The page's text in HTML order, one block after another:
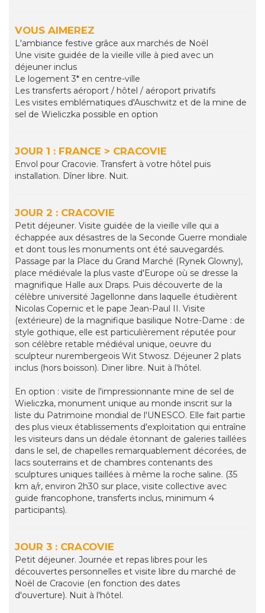
VOUS AIMEREZ
L'ambiance festive grâce aux marchés de Noël
Une visite guidée de la vieille ville à pied avec un
déjeuner inclus
Le logement 3* en centre-ville
Les transferts aéroport / hôtel / aéroport privatifs
Les visites emblématiques d'Auschwitz et de la mine de
sel de Wieliczka possible en option
JOUR 1 : FRANCE > CRACOVIE
Envol pour Cracovie. Transfert à votre hôtel puis
installation. Dîner libre. Nuit.
JOUR 2 : CRACOVIE
Petit déjeuner. Visite guidée de la vieille ville qui a
échappée aux désastres de la Seconde Guerre mondiale
et dont tous les monuments ont été sauvegardés.
Passage par la Place du Grand Marché (Rynek Glowny),
place médiévale la plus vaste d'Europe où se dresse la
magnifique Halle aux Draps. Puis découverte de la
célèbre université Jagellonne dans laquelle étudièrent
Nicolas Copernic et le pape Jean-Paul II. Visite
(extérieure) de la magnifique basilique Notre-Dame : de
style gothique, elle est particulièrement réputée pour
son célèbre retable médiéval unique, oeuvre du
sculpteur nurembergeois Wit Stwosz. Déjeuner 2 plats
inclus (hors boisson). Diner libre. Nuit à l'hôtel.
En option : visite de l'impressionnante mine de sel de
Wieliczka, monument unique au monde inscrit sur la
liste du Patrimoine mondial de l'UNESCO. Elle fait partie
des plus vieux établissements d'exploitation qui entraîne
les visiteurs dans un dédale étonnant de galeries taillées
dans le sel, de chapelles remarquablement décorées, de
lacs souterrains et de chambres contenants des
sculptures uniques taillées à même la roche saline. (35
km a/r, environ 2h30 sur place, visite collective avec
guide francophone, transferts inclus, minimum 4
participants).
JOUR 3 : CRACOVIE
Petit déjeuner. Journée et repas libres pour les
découvertes personnelles et visite libre du marché de
Noël de Cracovie (en fonction des dates
d'ouverture). Nuit à l'hôtel.